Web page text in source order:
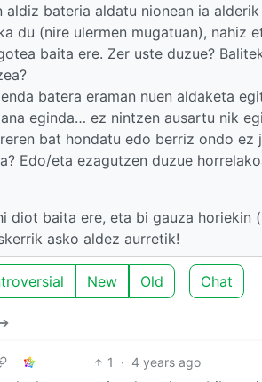
aldiz bateria aldatu nionean ia
du (nire ulermen mugatuan), nahiz
baita ere. Zer uste duzue?
batera eraman nuen aldaketa
eginda… ez nintzen ausartu nik
bat hondatu edo berriz ondo
Edo/eta ezagutzen duzue
diot baita ere, eta bi gauza
asko aldez aurretik!
New Old Chat
1 · 4 years ago